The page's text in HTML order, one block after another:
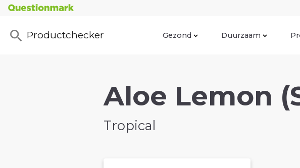
Productchecker Gezond Duurzaam
Aloe Lemon
Tropical